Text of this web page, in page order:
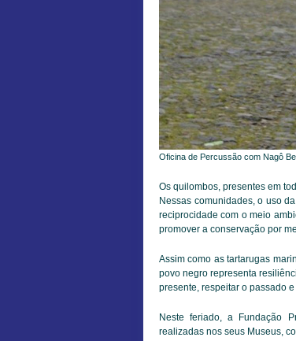
Oficina de Percussão com Nagô
Os quilombos, presentes em
Nessas comunidades, o uso
reciprocidade com o meio
promover a conservação por
Assim como as tartarugas
povo negro representa
presente, respeitar o passado
Neste feriado, a Fundação
realizadas nos seus Museus,